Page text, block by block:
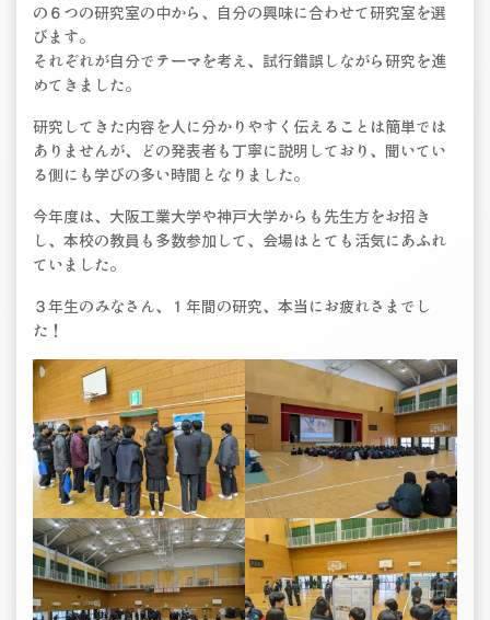
の６つの研究室の中から、自分の興味に合わせて研究室を選
びます。
それぞれが自分でテーマを考え、試行錯誤しながら研究を進
めてきました。
研究してきた内容を人に分かりやすく伝えることは簡単では
ありませんが、どの発表者も丁寧に説明しており、聞いてい
る側にも学びの多い時間となりました。
今年度は、大阪工業大学や神戸大学からも先生方をお招き
し、本校の教員も多数参加して、会場はとても活気にあふれ
ていました。
３年生のみなさん、１年間の研究、本当にお疲れさまでし
た！